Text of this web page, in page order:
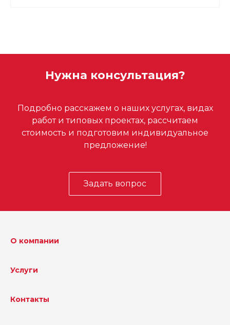
Нужна консультация?
Подробно расскажем о наших услугах, видах
работ и типовых проектах, рассчитаем
стоимость и подготовим индивидуальное
предложение!
Задать вопрос
О компании
Услуги
Контакты